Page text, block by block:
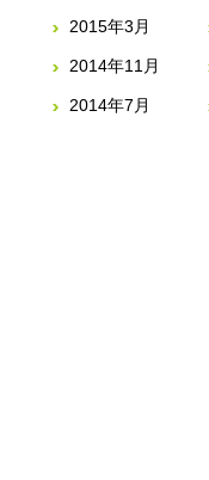
2015年3月
2014年11月
2014年7月